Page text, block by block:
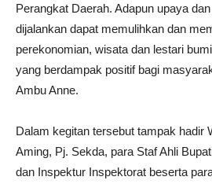
Perangkat Daerah. Adapun upaya
dijalankan dapat memulihkan dan
perekonomian, wisata dan lestari
yang berdampak positif bagi
Ambu Anne.
Dalam kegitan tersebut tampak hadir
Aming, Pj. Sekda, para Staf Ahli
dan Inspektur Inspektorat beserta